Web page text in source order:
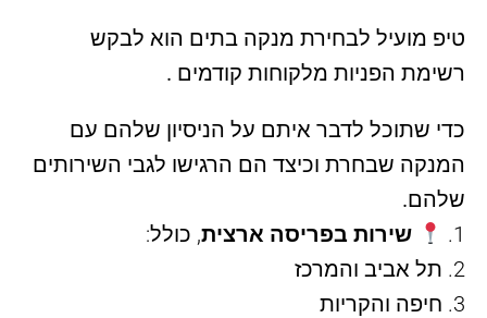
טיפ מועיל לבחירת מנקה בתים הוא לבקש
רשימת הפניות מלקוחות קודמים .
כדי שתוכל לדבר איתם על הניסיון שלהם עם
המנקה שבחרת וכיצד הם הרגישו לגבי השירותים
שלהם.
שירות בפריסה ארצית, כולל:
תל אביב והמרכז
חיפה והקריות